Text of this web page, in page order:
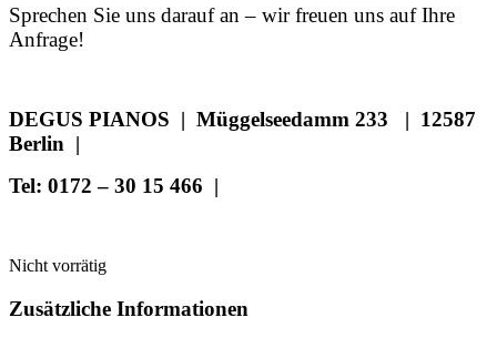
Sprechen Sie uns darauf an – wir freuen uns auf Ihre
Anfrage!
DEGUS PIANOS | Müggelseedamm 233 | 12587
Berlin |
Tel: 0172 – 30 15 466 |
Nicht vorrätig
Zusätzliche Informationen